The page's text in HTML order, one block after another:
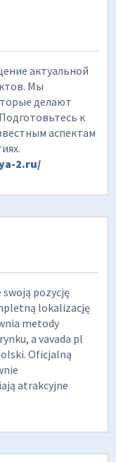
актуальной
Мы
делают
к
аспектам
2.ru/
swoją pozycję
lokalizację
metody
a vavada pl
Oficjalną
atrakcyjne